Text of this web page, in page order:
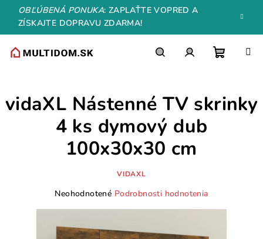
Prejsť
obsah
OBĽÚBENÁ PONUKA: ZAPLAŤTE VOPRED A
ZÍSKAJTE DOPRAVU ZDARMA!
košík
vidaXL Nástenné TV skrinky
4 ks dymový dub
100x30x30 cm
VIDAXL
Priemerné
je
Neohodnotené Podrobnosti hodnotenia